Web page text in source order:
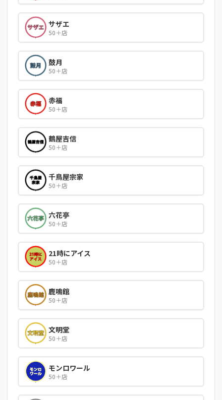
サザエ
50＋店
鼓月
50＋店
赤福
50＋店
鶴屋吉信
50＋店
千鳥屋宗家
50＋店
六花亭
50＋店
21時にアイス
50＋店
鹿鳴館
50＋店
文明堂
50＋店
モンロワール
50＋店